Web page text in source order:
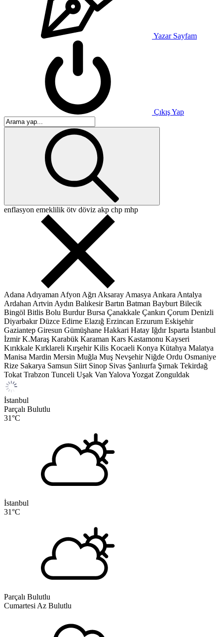
Yazar Sayfam
Çıkış Yap
enflasyon emeklilik ötv döviz akp chp mhp
Adana Adıyaman Afyon Ağrı Aksaray Amasya Ankara Antalya
Ardahan Artvin Aydın Balıkesir Bartın Batman Bayburt Bilecik
Bingöl Bitlis Bolu Burdur Bursa Çanakkale Çankırı Çorum Denizli
Diyarbakır Düzce Edirne Elazığ Erzincan Erzurum Eskişehir
Gaziantep Giresun Gümüşhane Hakkari Hatay Iğdır Isparta İstanbul
İzmir K.Maraş Karabük Karaman Kars Kastamonu Kayseri
Kırıkkale Kırklareli Kırşehir Kilis Kocaeli Konya Kütahya Malatya
Manisa Mardin Mersin Muğla Muş Nevşehir Niğde Ordu Osmaniye
Rize Sakarya Samsun Siirt Sinop Sivas Şanlıurfa Şırnak Tekirdağ
Tokat Trabzon Tunceli Uşak Van Yalova Yozgat Zonguldak
İstanbul
Parçalı Bulutlu
31°C
İstanbul
31°C
Parçalı Bulutlu
Cumartesi Az Bulutlu